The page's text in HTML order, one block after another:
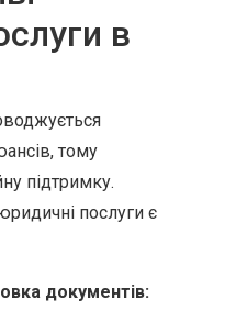
в
тому
підтримку.
послуги є
документів: